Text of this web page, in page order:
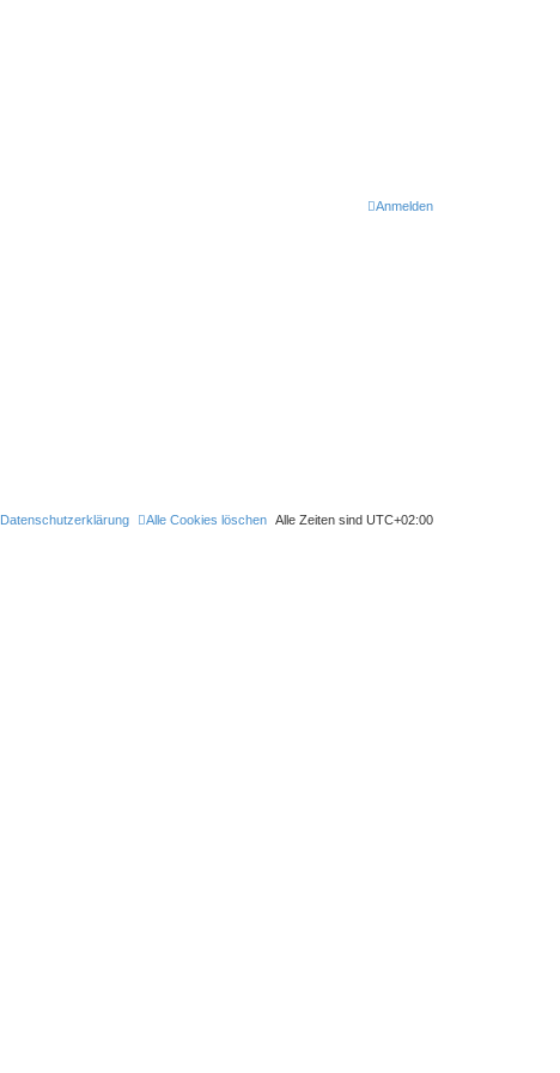
Anmelden
Alle Zeiten sind UTC+02:00
Alle Cookies löschen
Datenschutzerklärung